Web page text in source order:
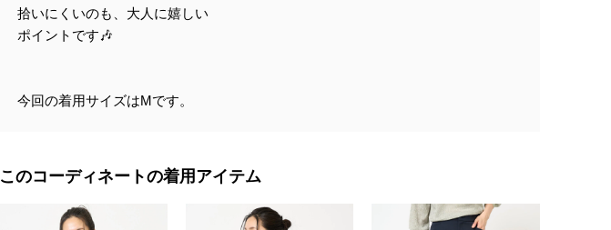
拾いにくいのも、大人に嬉しい
ポイントです🎶
今回の着用サイズはMです。
このコーディネートの着用アイテム